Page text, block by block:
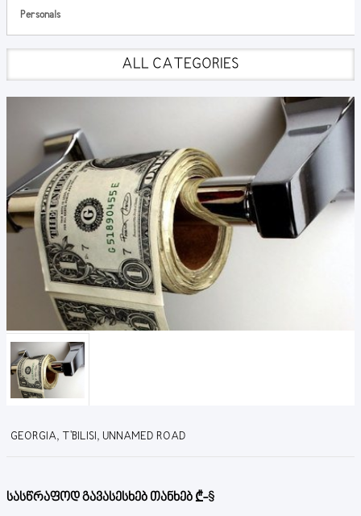
Personals
ALL CATEGORIES
GEORGIA, T'BILISI, UNNAMED ROAD
სასწრაფოდ გავასესხებ თანხებ ₾-$